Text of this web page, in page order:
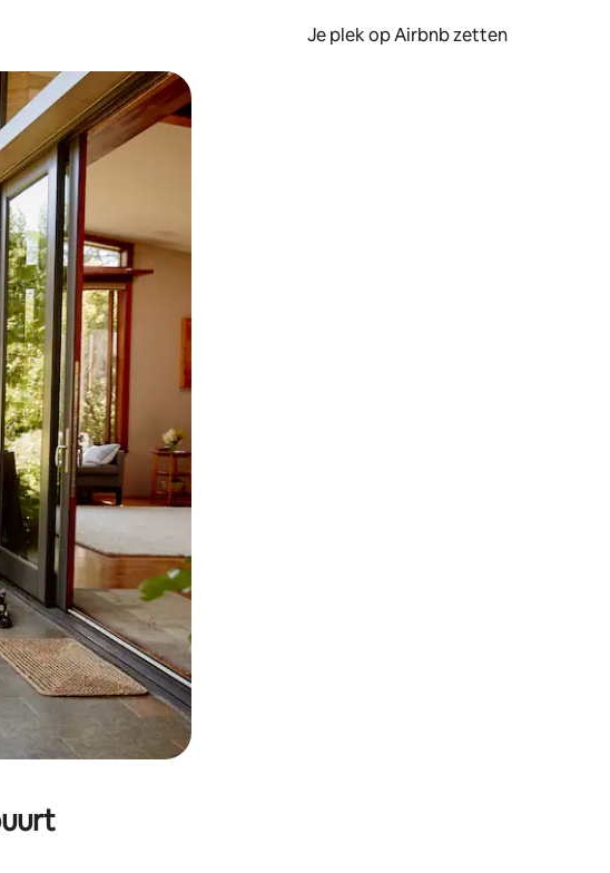
Je plek op Airbnb zetten
door te tikken of swipen.